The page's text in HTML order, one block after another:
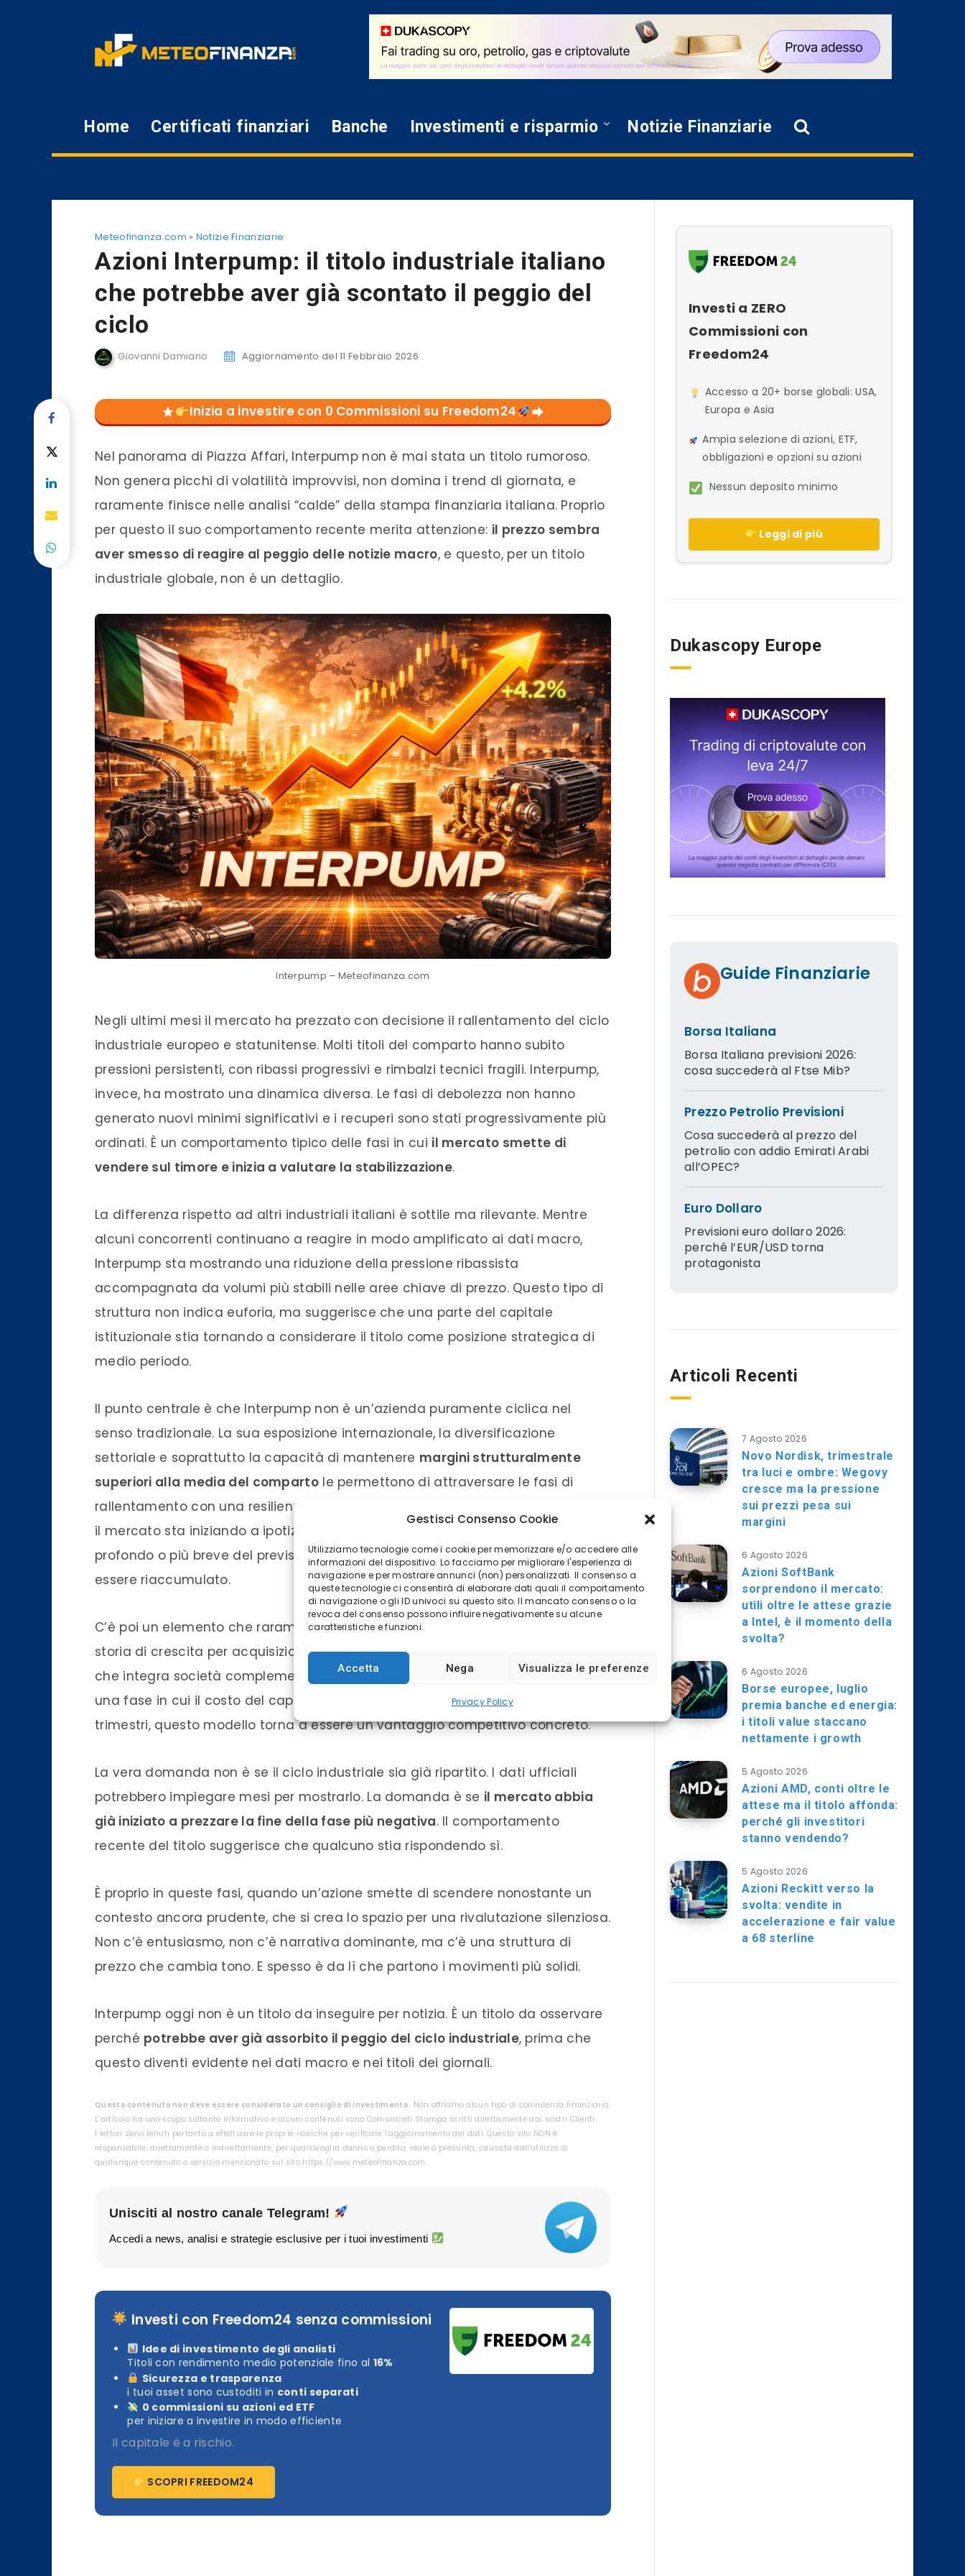
Gestisci Consenso Cookie
Utilizziamo tecnologie come i cookie per memorizzare e/o accedere alle
informazioni del dispositivo. Lo facciamo per migliorare l'esperienza di
navigazione e per mostrare annunci (non) personalizzati. Il consenso a
queste tecnologie ci consentirà di elaborare dati quali il comportamento
di navigazione o gli ID univoci su questo sito. Il mancato consenso o la
revoca del consenso possono influire negativamente su alcune
caratteristiche e funzioni.
Accetta Nega Visualizza le preferenze
Privacy Policy
Home Certificati finanziari Banche Investimenti e risparmio Notizie Finanziarie
Meteofinanza.com » Notizie Finanziarie
Azioni Interpump: il titolo industriale italiano
che potrebbe aver già scontato il peggio del
ciclo
Giovanni Damiano Aggiornamento del 11 Febbraio 2026
Inizia a investire con 0 Commissioni su Freedom24
Nel panorama di Piazza Affari, Interpump non è mai stata un titolo rumoroso.
Non genera picchi di volatilità improvvisi, non domina i trend di giornata, e
raramente finisce nelle analisi “calde” della stampa finanziaria italiana. Proprio
per questo il suo comportamento recente merita attenzione: il prezzo sembra
aver smesso di reagire al peggio delle notizie macro, e questo, per un titolo
industriale globale, non è un dettaglio.
Interpump – Meteofinanza.com
Negli ultimi mesi il mercato ha prezzato con decisione il rallentamento del ciclo
industriale europeo e statunitense. Molti titoli del comparto hanno subito
pressioni persistenti, con ribassi progressivi e rimbalzi tecnici fragili. Interpump,
invece, ha mostrato una dinamica diversa. Le fasi di debolezza non hanno
generato nuovi minimi significativi e i recuperi sono stati progressivamente più
ordinati. È un comportamento tipico delle fasi in cui il mercato smette di
vendere sul timore e inizia a valutare la stabilizzazione.
La differenza rispetto ad altri industriali italiani è sottile ma rilevante. Mentre
alcuni concorrenti continuano a reagire in modo amplificato ai dati macro,
Interpump sta mostrando una riduzione della pressione ribassista
accompagnata da volumi più stabili nelle aree chiave di prezzo. Questo tipo di
struttura non indica euforia, ma suggerisce che una parte del capitale
istituzionale stia tornando a considerare il titolo come posizione strategica di
medio periodo.
Il punto centrale è che Interpump non è un’azienda puramente ciclica nel
senso tradizionale. La sua esposizione internazionale, la diversificazione
settoriale e soprattutto la capacità di mantenere margini strutturalmente
superiori alla media del compartole permettono di attraversare le fasi di
rallentamento con una resilienza maggiore rispetto ad altri player industriali. Se
il mercato sta iniziando a ipotizzare che il rallentamento globale sia meno
profondo o più breve del previsto, Interpump diventa uno dei primi candidati a
essere riaccumulato.
C’è poi un elemento che raramente viene sottolineato nei commenti italiani: la
storia di crescita per acquisizioni. Interpump ha costruito nel tempo un modello
che integra società complementari migliorandone efficienza e redditività. In
una fase in cui il costo del capitale potrebbe stabilizzarsi o ridursi nei prossimi
trimestri, questo modello torna a essere un vantaggio competitivo concreto.
La vera domanda non è se il ciclo industriale sia già ripartito. I dati ufficiali
potrebbero impiegare mesi per mostrarlo. La domanda è se il mercato abbia
già iniziato a prezzare la fine della fase più negativa. Il comportamento
recente del titolo suggerisce che qualcuno stia rispondendo sì.
È proprio in queste fasi, quando un’azione smette di scendere nonostante un
contesto ancora prudente, che si crea lo spazio per una rivalutazione silenziosa.
Non c’è entusiasmo, non c’è narrativa dominante, ma c’è una struttura di
prezzo che cambia tono. E spesso è da lì che partono i movimenti più solidi.
Interpump oggi non è un titolo da inseguire per notizia. È un titolo da osservare
perché potrebbe aver già assorbito il peggio del ciclo industriale, prima che
questo diventi evidente nei dati macro e nei titoli dei giornali.
Questo contenuto non deve essere considerato un consiglio di investimento. Non offriamo alcun tipo di consulenza finanziaria.
L’articolo ha uno scopo soltanto informativo e alcuni contenuti sono Comunicati Stampa scritti direttamente dai nostri Clienti.
I lettori sono tenuti pertanto a effettuare le proprie ricerche per verificare l’aggiornamento dei dati. Questo sito NON è
responsabile, direttamente o indirettamente, per qualsivoglia danno o perdita, reale o presunta, causata dall'utilizzo di
qualunque contenuto o servizio menzionato sul sito https://www.meteofinanza.com.
Unisciti al nostro canale Telegram!
Accedi a news, analisi e strategie esclusive per i tuoi investimenti
Investi con Freedom24 senza commissioni
Idee di investimento degli analisti
Titoli con rendimento medio potenziale fino al 16%
Sicurezza e trasparenza
i tuoi asset sono custoditi in conti separati
0 commissioni su azioni ed ETF
per iniziare a investire in modo efficiente
Il capitale è a rischio.
SCOPRI FREEDOM24
Investi a ZERO
Commissioni con
Freedom24
Accesso a 20+ borse globali: USA,
Europa e Asia
Ampia selezione di azioni, ETF,
obbligazioni e opzioni su azioni
Nessun deposito minimo
Leggi di più
Dukascopy Europe
Guide Finanziarie
Borsa Italiana
Borsa Italiana previsioni 2026:
cosa succederà al Ftse Mib?
Prezzo Petrolio Previsioni
Cosa succederà al prezzo del
petrolio con addio Emirati Arabi
all’OPEC?
Euro Dollaro
Previsioni euro dollaro 2026:
perché l’EUR/USD torna
protagonista
Articoli Recenti
7 Agosto 2026
Novo Nordisk, trimestrale
tra luci e ombre: Wegovy
cresce ma la pressione
sui prezzi pesa sui
margini
6 Agosto 2026
Azioni SoftBank
sorprendono il mercato:
utili oltre le attese grazie
a Intel, è il momento della
svolta?
6 Agosto 2026
Borse europee, luglio
premia banche ed energia:
i titoli value staccano
nettamente i growth
5 Agosto 2026
Azioni AMD, conti oltre le
attese ma il titolo affonda:
perché gli investitori
stanno vendendo?
5 Agosto 2026
Azioni Reckitt verso la
svolta: vendite in
accelerazione e fair value
a 68 sterline